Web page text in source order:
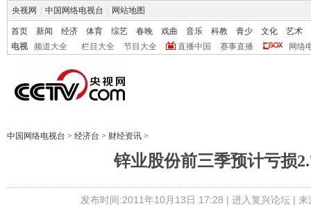
央视网 中国网络电视台 网站地图
首页 新闻 经济 体育 综艺 春晚 戏曲 音乐 科教 青少 文化
艺术
电视
频道大全 栏目大全 节目大全 直播中国 赛事直播 网络
中国网络电视台 > 经济台 > 财经资讯 >
锌业股份前三季预计亏损
发布时间:2011年10月13日 17:28 | 进入复兴论坛| 来